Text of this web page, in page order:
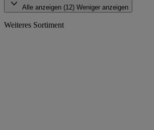
Alle anzeigen (12) Weniger anzeigen
Weiteres Sortiment